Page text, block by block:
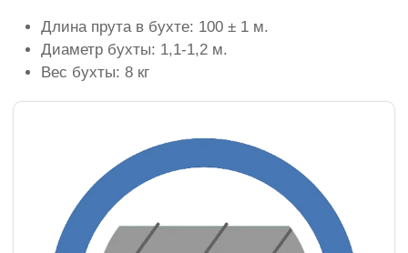
Длина прута в бухте: 100 ± 1 м.
Диаметр бухты: 1,1-1,2 м.
Вес бухты: 8 кг